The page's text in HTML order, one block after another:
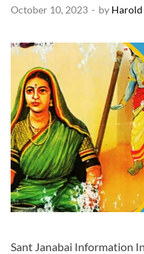
October 10, 2023 - by Harold
Sant Janabai Information In